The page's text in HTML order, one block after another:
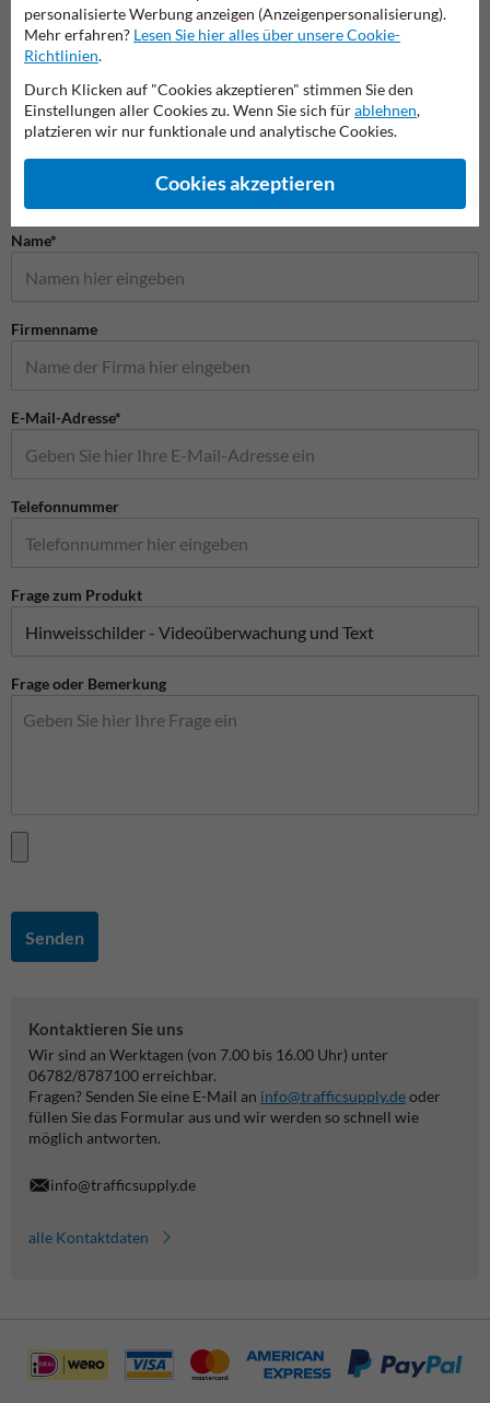
Videoüberwachung Schilder Privatgrundstück Schilder
Schilder
Stellen Sie Ihre Frage an Verkehrsschildkaufen.de
Name*
Firmenname
E-Mail-Adresse*
Telefonnummer
Frage zum Produkt
Frage oder Bemerkung
Senden
Kontaktieren Sie uns
Wir sind an Werktagen (von 7.00 bis 16.00 Uhr) unter
06782/8787100 erreichbar.
Fragen? Senden Sie eine E-Mail an info@trafficsupply.deoder
füllen Sie das Formular aus und wir werden so schnell wie
möglich antworten.
info@trafficsupply.de
alle Kontaktdaten
personalisierte Werbung anzeigen (Anzeigenpersonalisierung).
Mehr erfahren? Lesen Sie hier alles über unsere Cookie-
Richtlinien.
Durch Klicken auf "Cookies akzeptieren" stimmen Sie den
Einstellungen aller Cookies zu. Wenn Sie sich fürablehnen,
platzieren wir nur funktionale und analytische Cookies.
Cookies akzeptieren